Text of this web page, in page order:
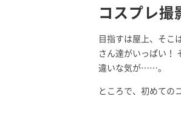
コスプレ撮
目指すは屋上、そこ
さん達がいっぱい！
違いな気が……。
ところで、初めての